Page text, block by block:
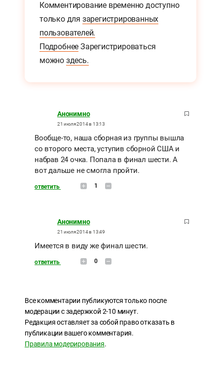
Комментирование временно доступно
только для зарегистрированных
пользователей.
Подробнее Зарегистрироваться
можно здесь.
Анонимно
21 июля 2014 в 13:13
Вообще-то, наша сборная из группы вышла
со второго места, уступив сборной США и
набрав 24 очка. Попала в финал шести. А
вот дальше не смогла пройти.
ответить 1
Анонимно
21 июля 2014 в 13:49
Имеется в виду же финал шести.
ответить 0
Все комментарии публикуются только после
модерации с задержкой 2-10 минут.
Редакция оставляет за собой право отказать в
публикации вашего комментария.
Правила модерирования.